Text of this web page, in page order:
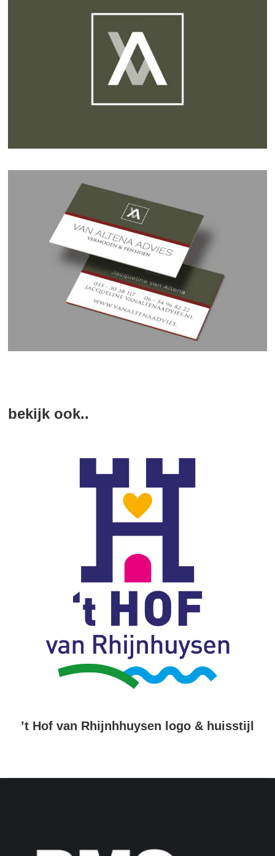
bekijk ook..
’t Hof van Rhijnhhuysen logo & huisstijl